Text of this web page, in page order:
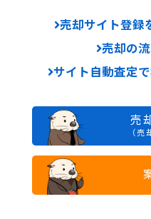
売却サイト登録
売却の
サイト自動査定
売
（